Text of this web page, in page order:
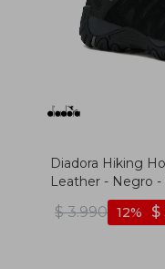
Diadora Hiking
Leather - Negro
$ 3.990 $
12